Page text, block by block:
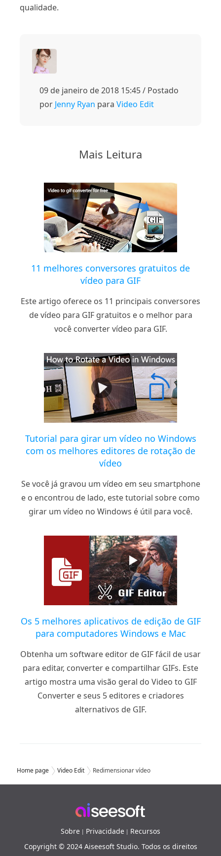
qualidade.
09 de janeiro de 2018 15:45 / Postado
por Jenny Ryan para Video Edit
Mais Leitura
11 melhores conversores gratuitos de
vídeo para GIF
Este artigo oferece os 11 principais conversores
de vídeo para GIF gratuitos e o melhor para
você converter vídeo para GIF.
Tutorial para girar um vídeo no Windows
com os melhores editores de rotação de
vídeo
Se você já gravou um vídeo em seu smartphone
e o encontrou de lado, este tutorial sobre como
girar um vídeo no Windows é útil para você.
Os 5 melhores aplicativos de edição de GIF
para computadores Windows e Mac
Obtenha um software editor de GIF fácil de usar
para editar, converter e compartilhar GIFs. Este
artigo mostra uma visão geral do Video to GIF
Converter e seus 5 editores e criadores
alternativos de GIF.
Home page Video Edit Redimensionar vídeo
Sobre | Privacidade | Recursos
Copyright © 2024 Aiseesoft Studio. Todos os direitos